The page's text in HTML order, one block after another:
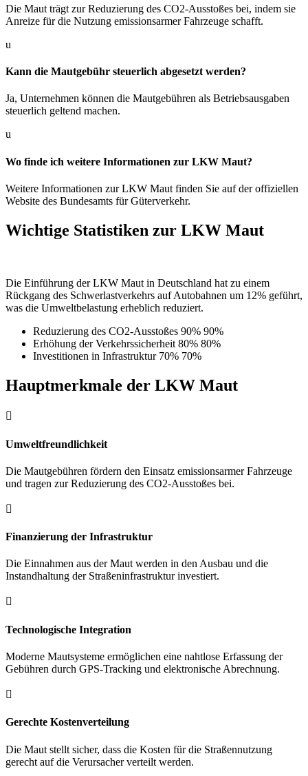
Die Maut trägt zur Reduzierung des CO2-Ausstoßes bei, indem sie
Anreize für die Nutzung emissionsarmer Fahrzeuge schafft.
u
Kann die Mautgebühr steuerlich abgesetzt werden?
Ja, Unternehmen können die Mautgebühren als Betriebsausgaben
steuerlich geltend machen.
u
Wo finde ich weitere Informationen zur LKW Maut?
Weitere Informationen zur LKW Maut finden Sie auf der offiziellen
Website des Bundesamts für Güterverkehr.
Wichtige Statistiken zur LKW Maut
Die Einführung der LKW Maut in Deutschland hat zu einem
Rückgang des Schwerlastverkehrs auf Autobahnen um 12% geführt,
was die Umweltbelastung erheblich reduziert.
Reduzierung des CO2-Ausstoßes 90% 90%
Erhöhung der Verkehrssicherheit 80% 80%
Investitionen in Infrastruktur 70% 70%
Hauptmerkmale der LKW Maut

Umweltfreundlichkeit
Die Mautgebühren fördern den Einsatz emissionsarmer Fahrzeuge
und tragen zur Reduzierung des CO2-Ausstoßes bei.

Finanzierung der Infrastruktur
Die Einnahmen aus der Maut werden in den Ausbau und die
Instandhaltung der Straßeninfrastruktur investiert.

Technologische Integration
Moderne Mautsysteme ermöglichen eine nahtlose Erfassung der
Gebühren durch GPS-Tracking und elektronische Abrechnung.

Gerechte Kostenverteilung
Die Maut stellt sicher, dass die Kosten für die Straßennutzung
gerecht auf die Verursacher verteilt werden.